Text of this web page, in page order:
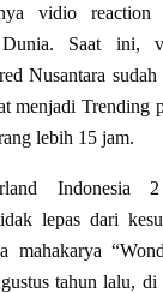
vidio
Saat ini,
Nusantara
menjadi Trending
lebih 15 jam.
lepas dari
tahun lalu, di